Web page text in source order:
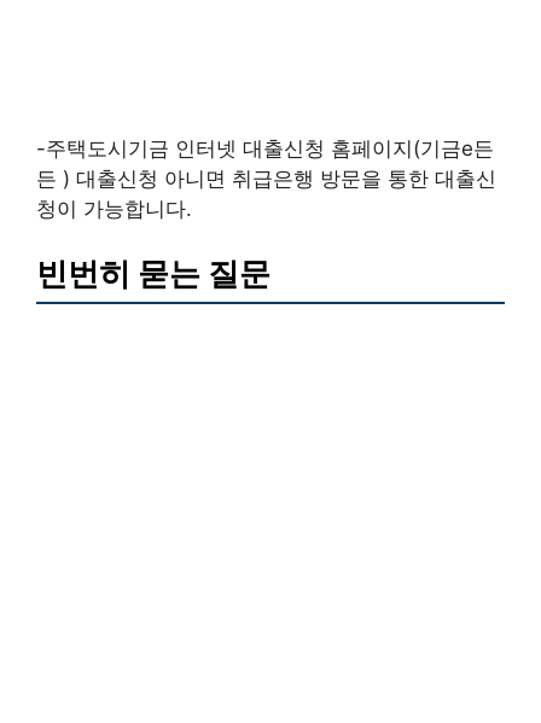
-주택도시기금 인터넷 대출신청 홈페이지(기금e든
든 ) 대출신청 아니면 취급은행 방문을 통한 대출신
청이 가능합니다.
빈번히 묻는 질문